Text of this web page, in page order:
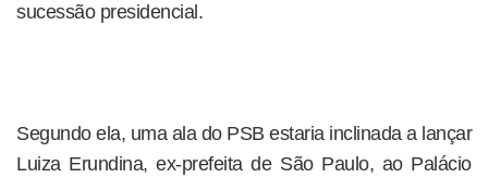
sucessão presidencial.
Segundo ela, uma ala do PSB estaria inclinada a lançar
Luiza Erundina, ex-prefeita de São Paulo, ao Palácio